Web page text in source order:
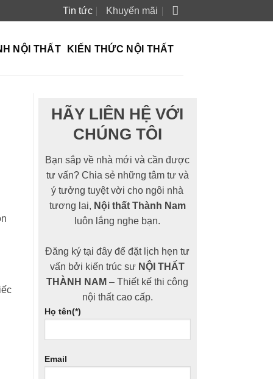
Tin tức Khuyến mãi
NỘI THẤT KIẾN THỨC NỘI THẤT
HÃY LIÊN HỆ VỚI
CHÚNG TÔI
Bạn sắp về nhà mới và cần được
tư vấn? Chia sẻ những tâm tư và
ý tưởng tuyệt vời cho ngôi nhà
tương lai, Nội thất Thành Nam
luôn lắng nghe bạn.
Đăng ký tại đây để đặt lịch hẹn tư
vấn bởi kiến trúc sư NỘI THẤT
THÀNH NAM – Thiết kế thi công
nội thất cao cấp.
Họ tên(*)
Email